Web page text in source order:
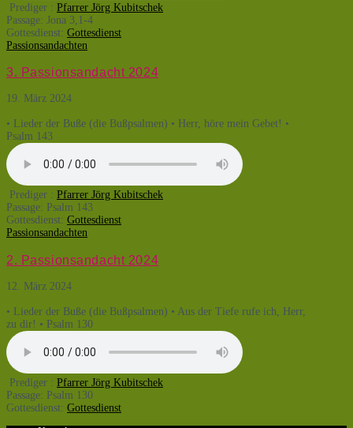
Prediger : Pfarrer Jörg Kubitschek
Passage: Jona 3,1-4
Gottesdienst: Gottesdienst
Passionsandachten
3. Passionsandacht 2024
19. März 2024
• Lieder der Buße (die Bußpsalmen) • Herr, höre mein Gebet! •
Psalm 143
Prediger : Pfarrer Jörg Kubitschek
Passage: Psalm 143
Gottesdienst: Gottesdienst
Passionsandachten
2. Passionsandacht 2024
12. März 2024
• Lieder der Buße (die Bußpsalmen) • Aus der Tiefe rufe ich, Herr,
zu dir! • Psalm 130
Prediger : Pfarrer Jörg Kubitschek
Passage: Psalm 130
Gottesdienst: Gottesdienst